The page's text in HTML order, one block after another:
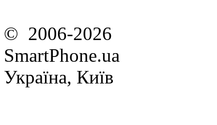
© 2006-2026
SmartPhone.ua
Україна, Київ